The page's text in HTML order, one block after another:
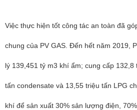
Việc thực hiện tốt công tác an toàn đã
chung của PV GAS. Đến hết năm 2019,
lý 139,451 tỷ m3 khí ẩm; cung cấp
tấn condensate và 13,55 triệu tấn LPG
khí để sản xuất 30% sản lượng điện,